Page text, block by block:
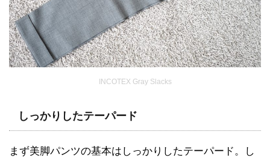
INCOTEX Gray Slacks
しっかりしたテーパード
まず美脚パンツの基本はしっかりしたテーパード。し